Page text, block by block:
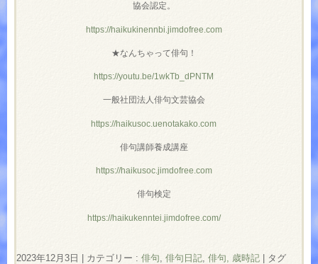
協会認定。
https://haikukinennbi.jimdofree.com
★なんちゃって俳句！
https://youtu.be/1wkTb_dPNTM
一般社団法人俳句文芸協会
https://haikusoc.uenotakako.com
俳句講師養成講座
https://haikusoc.jimdofree.com
俳句検定
https://haikukenntei.jimdofree.com/
2023年12月3日 | カテゴリー : 俳句 俳句日記 俳句, 歳時記 | タグ